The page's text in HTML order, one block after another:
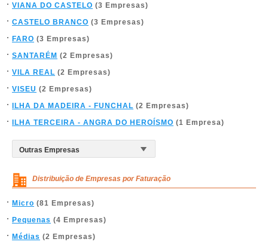
VIANA DO CASTELO (3 Empresas)
CASTELO BRANCO (3 Empresas)
FARO (3 Empresas)
SANTARÉM (2 Empresas)
VILA REAL (2 Empresas)
VISEU (2 Empresas)
ILHA DA MADEIRA - FUNCHAL (2 Empresas)
ILHA TERCEIRA - ANGRA DO HEROÍSMO (1 Empresa)
Distribuição de Empresas por Faturação
Micro (81 Empresas)
Pequenas (4 Empresas)
Médias (2 Empresas)